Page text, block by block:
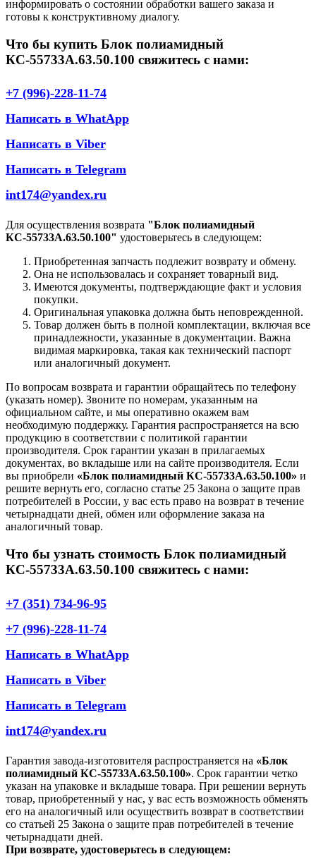
информировать о состоянии обработки вашего заказа и
готовы к конструктивному диалогу.
Что бы купить Блок полиамидный
КС-55733А.63.50.100 свяжитесь с нами:
+7 (996)-228-11-74
Написать в WhatApp
Написать в Viber
Написать в Telegram
int174@yandex.ru
Для осуществления возврата "Блок полиамидный
КС-55733А.63.50.100" удостоверьтесь в следующем:
Приобретенная запчасть подлежит возврату и обмену.
Она не использовалась и сохраняет товарный вид.
Имеются документы, подтверждающие факт и условия
покупки.
Оригинальная упаковка должна быть неповрежденной.
Товар должен быть в полной комплектации, включая все
принадлежности, указанные в документации. Важна
видимая маркировка, такая как технический паспорт
или аналогичный документ.
По вопросам возврата и гарантии обращайтесь по телефону
(указать номер). Звоните по номерам, указанным на
официальном сайте, и мы оперативно окажем вам
необходимую поддержку. Гарантия распространяется на всю
продукцию в соответствии с политикой гарантии
производителя. Срок гарантии указан в прилагаемых
документах, во вкладыше или на сайте производителя. Если
вы приобрели «Блок полиамидный КС-55733А.63.50.100» и
решите вернуть его, согласно статье 25 Закона о защите прав
потребителей в России, у вас есть право на возврат в течение
четырнадцати дней, обмен или оформление заказа на
аналогичный товар.
Что бы узнать стоимость Блок полиамидный
КС-55733А.63.50.100 свяжитесь с нами:
+7 (351) 734-96-95
+7 (996)-228-11-74
Написать в WhatApp
Написать в Viber
Написать в Telegram
int174@yandex.ru
Гарантия завода-изготовителя распространяется на «Блок
полиамидный КС-55733А.63.50.100». Срок гарантии четко
указан на упаковке и вкладыше товара. При решении вернуть
товар, приобретенный у нас, у вас есть возможность обменять
его на аналогичный или осуществить возврат в соответствии
со статьей 25 Закона о защите прав потребителей в течение
четырнадцати дней.
При возврате, удостоверьтесь в следующем: